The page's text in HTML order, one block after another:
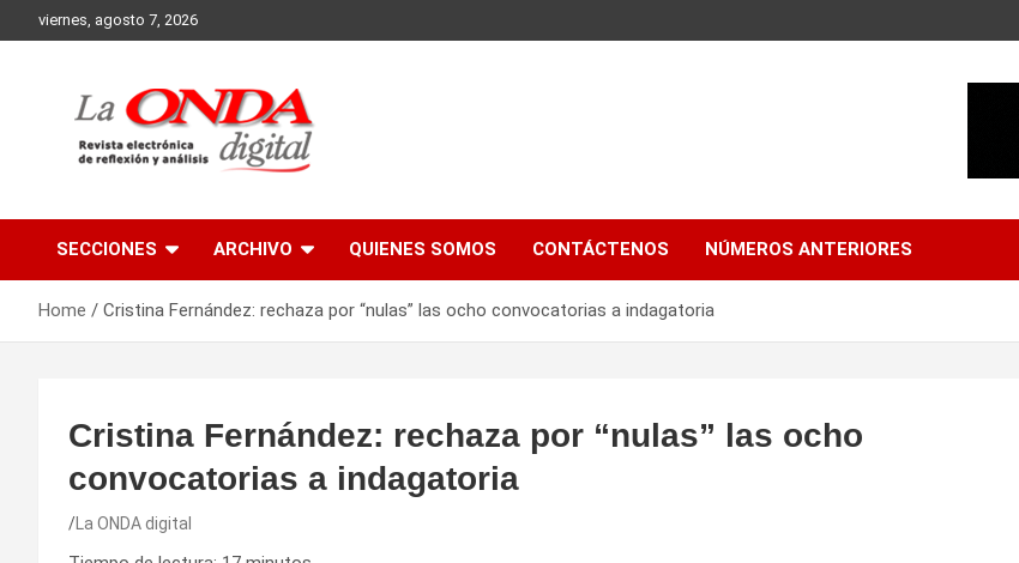
to
viernes, agosto 7, 2026
SECCIONES ARCHIVO QUIENES SOMOS CONTÁCTENOS NÚMEROS ANTERIORES
Home Cristina Fernández: rechaza por “nulas” las ocho convocatorias a indagatoria
Cristina Fernández: rechaza por “nulas” las ocho
convocatorias a indagatoria
La ONDA digital